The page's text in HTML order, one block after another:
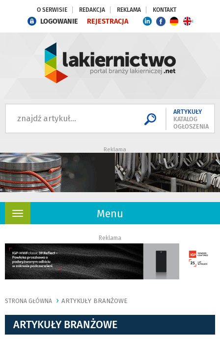
O SERWISIE REDAKCJA REKLAMA KONTAKT
LOGOWANIE REJESTRACJA
ARTYKUŁY
KATALOG
OGŁOSZENIA
Reklama
Menu
Rozwiń
Reklama
STRONA GŁÓWNA ARTYKUŁY BRANŻOWE
ARTYKUŁY BRANŻOWE